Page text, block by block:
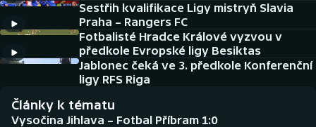
Americký fotbal
Baseball a softbal
Biatlon
NEPŘEHLÉDNĚTE
Historické návraty
Aplikace ČT sport
Sestřih kvalifikace Ligy mistryň Slavia
Praha – Rangers FC
Fotbalisté Hradce Králové vyzvou v
předkole Evropské ligy Besiktas
Jablonec čeká ve 3. předkole Konferenční
ligy RFS Riga
Články k tématu
Vysočina Jihlava – Fotbal Příbram 1:0